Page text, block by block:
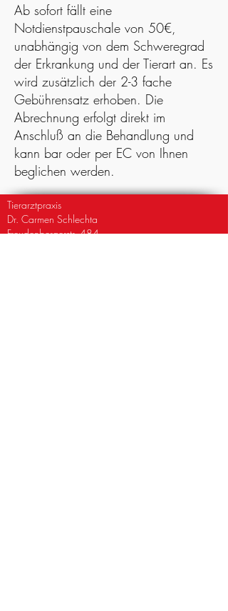
Ab sofort fällt eine
Notdienstpauschale von 50€,
unabhängig von dem Schweregrad
der Erkrankung und der Tierart an. Es
wird zusätzlich der 2-3 fache
Gebührensatz erhoben. Die
Abrechnung erfolgt direkt im
Anschluß an die Behandlung und
kann bar oder per EC von Ihnen
beglichen werden.
Tierarztpraxis
Dr. Carmen Schlechta
Freudenbergerstr. 484